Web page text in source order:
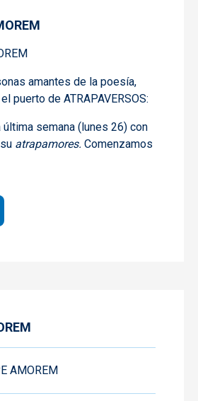
amantes de la poesía,
puerto de ATRAPAVERSOS:
última semana (lunes 26) con
atrapamores. Comenzamos
AMOREM